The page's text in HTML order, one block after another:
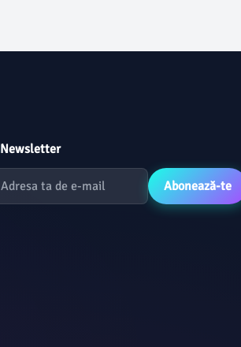
Newsletter
Abonează-te